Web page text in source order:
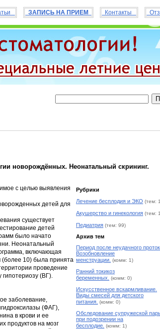
ЗАПИСЬ НА ПРИЕМ Контакты
новорождённых. Неонатальный скрининг.
Рубрики
Лечение бесплодия и ЭКО (тем:
Акушерство и гинекология (тем:
Педиатрия (тем: 99)
Архив тем
Период после неудачного
Возобновление
менструации. (комм: 1)
Ранний токикоз
беременных.
(комм: 0)
Искусственное вскармливание.
Виды смесей для детского
питания. (комм: 0)
Обследование супружеской
при подозрении на
бесплодие. (комм: 1)
с целью выявления
детей для
существует
детей
было начато
Неонатальный
включающая
10) была принята
проведение
гипотериозу (ВГ).
заболевание,
(ФАГ),
в крови и ее
продуктов на мозг